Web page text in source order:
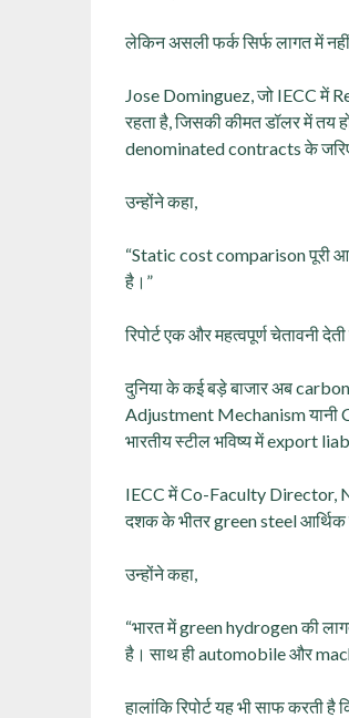
लेकिन असली फर्क सिर्फ लागत में
Jose Dominguez, जो IECC में
रहता है, जिसकी कीमत डॉलर में
denominated contracts के
उन्होंने कहा,
“Static cost comparison पूरी
है।”
रिपोर्ट एक और महत्वपूर्ण चेतावनी
दुनिया के कई बड़े बाजार अब
Adjustment Mechanism यानी
भारतीय स्टील भविष्य में export
IECC में Co-Faculty Director,
दशक के भीतर green steel आर्थिक
उन्होंने कहा,
“भारत में green hydrogen की
है। साथ ही automobile और
हालांकि रिपोर्ट यह भी साफ करती